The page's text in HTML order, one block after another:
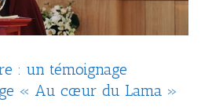
: un témoignage
« Au cœur du Lama »